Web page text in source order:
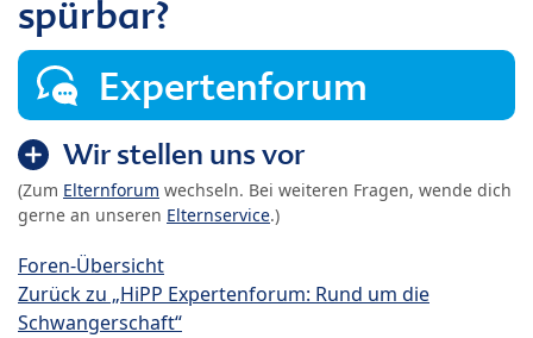
spürbar?
Expertenforum
Wir stellen uns vor
(Zum Elternforum wechseln. Bei weiteren Fragen, wende dich
gerne an unseren Elternservice.)
Foren-Übersicht
Zurück zu „HiPP Expertenforum: Rund um die
Schwangerschaft“